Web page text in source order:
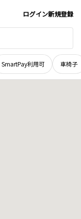
ログイン新規登録
SmartPay利用可 車椅子